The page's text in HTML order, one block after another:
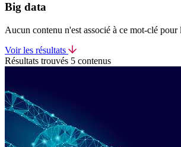
Big data
Aucun contenu n'est associé à ce mot-clé pour
Voir les résultats
Résultats trouvés 5 contenus